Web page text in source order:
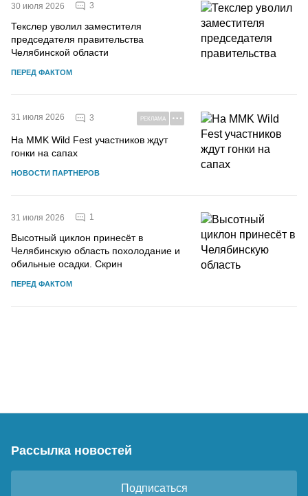
30 июля 2026 3
Текслер уволил заместителя
председателя правительства
Челябинской области
ПЕРЕД ФАКТОМ
31 июля 2026 3 РЕКЛАМА
На MMK Wild Fest участников ждут
гонки на сапах
НОВОСТИ ПАРТНЕРОВ
31 июля 2026 1
Высотный циклон принесёт в
Челябинскую область похолодание и
обильные осадки. Скрин
ПЕРЕД ФАКТОМ
Рассылка новостей
Подписаться